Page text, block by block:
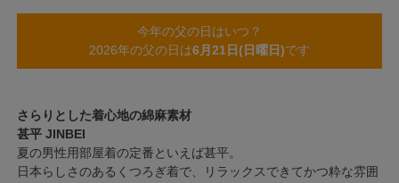
今年の父の日はいつ？
2026年の父の日は6月21日(日曜日)です
さらりとした着心地の綿麻素材
甚平 JINBEI
夏の男性用部屋着の定番といえば甚平。
日本らしさのあるくつろぎ着で、リラックスできてかつ粋な雰囲